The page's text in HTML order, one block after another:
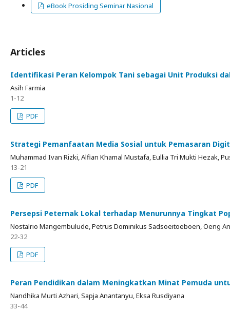
eBook Prosiding Seminar Nasional
Articles
Identifikasi Peran Kelompok Tani sebagai Unit Produksi
Asih Farmia
1-12
PDF
Strategi Pemanfaatan Media Sosial untuk Pemasaran
Muhammad Ivan Rizki, Alfian Khamal Mustafa, Eullia Tri Mukti Hezak,
13-21
PDF
Persepsi Peternak Lokal terhadap Menurunnya Tingkat
Nostalrio Mangembulude, Petrus Dominikus Sadsoeitoeboen, Oeng
22-32
PDF
Peran Pendidikan dalam Meningkatkan Minat Pemuda
Nandhika Murti Azhari, Sapja Anantanyu, Eksa Rusdiyana
33-44